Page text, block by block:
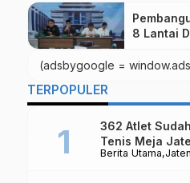
8 Lantai
Bentuk
(adsbygoogle =
TERPOPULER
Berita Utama
362 Atlet
Tenis Meja
Kekuatan